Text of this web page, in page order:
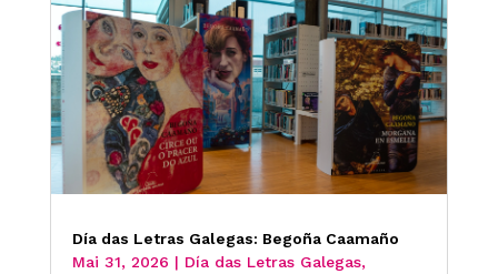
Día das Letras Galegas: Begoña Caamaño
Mai 31, 2026 | Día das Letras Galegas,